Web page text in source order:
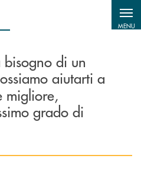
MENU
di un
aiutarti a
migliore,
grado di